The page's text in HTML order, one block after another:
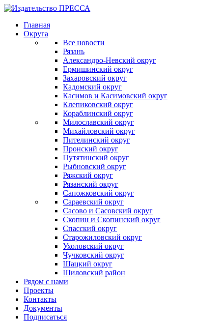
Главная
Округа
Все новости
Рязань
Александро-Невский округ
Ермишинский округ
Захаровский округ
Кадомский округ
Касимов и Касимовский округ
Клепиковский округ
Кораблинский округ
Милославский округ
Михайловский округ
Пителинский округ
Пронский округ
Путятинский округ
Рыбновский округ
Ряжский округ
Рязанский округ
Сапожковский округ
Сараевский округ
Сасово и Сасовский округ
Скопин и Скопинский округ
Спасский округ
Старожиловский округ
Ухоловский округ
Чучковский округ
Шацкий округ
Шиловский район
Рядом с нами
Проекты
Контакты
Документы
Подписаться